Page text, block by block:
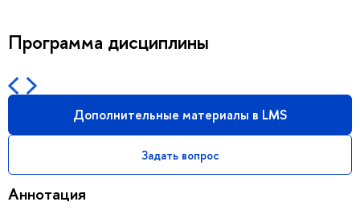
Программа дисциплины
Дополнительные материалы в LMS
Задать вопрос
Аннотация